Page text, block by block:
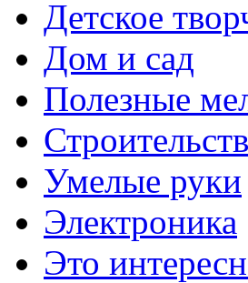
Детское
Дом и сад
Полезные
Умелые руки
Электроника
Это